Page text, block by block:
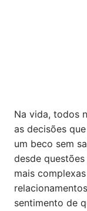
Na vida, todos
as decisões
um beco sem
desde
mais
sentimento de